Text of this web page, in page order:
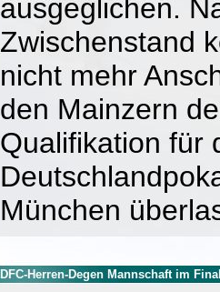
ausgeglichen.
Zwischenstand
nicht mehr
den Mainzern
Qualifikation für
München
DFC-Herren-Degen Mannschaft im